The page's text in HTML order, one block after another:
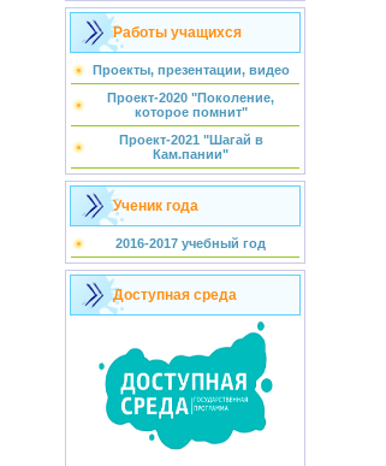
Работы учащихся
Проекты, презентации, видео
Проект-2020 "Поколение,
которое помнит"
Проект-2021 "Шагай в
Кам.пании"
Ученик года
2016-2017 учебный год
Доступная среда